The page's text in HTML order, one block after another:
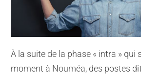
À la suite de la phase « intra » qui
moment à Nouméa, des postes